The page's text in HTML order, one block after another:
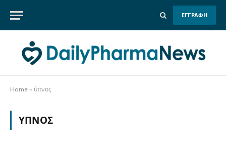
ΕΓΓΡΑΦΗ
Home » ύπνος
ΎΠΝΟΣ